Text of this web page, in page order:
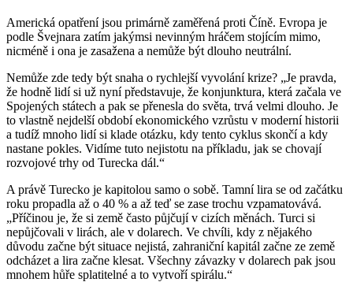
Americká opatření jsou primárně zaměřená proti Číně. Evropa je
podle Švejnara zatím jakýmsi nevinným hráčem stojícím mimo,
nicméně i ona je zasažena a nemůže být dlouho neutrální.
Nemůže zde tedy být snaha o rychlejší vyvolání krize? „Je pravda,
že hodně lidí si už nyní představuje, že konjunktura, která začala ve
Spojených státech a pak se přenesla do světa, trvá velmi dlouho. Je
to vlastně nejdelší období ekonomického vzrůstu v moderní historii
a tudíž mnoho lidí si klade otázku, kdy tento cyklus skončí a kdy
nastane pokles. Vidíme tuto nejistotu na příkladu, jak se chovají
rozvojové trhy od Turecka dál.“
A právě Turecko je kapitolou samo o sobě. Tamní lira se od začátku
roku propadla až o 40 % a až teď se zase trochu vzpamatovává.
„Příčinou je, že si země často půjčují v cizích měnách. Turci si
nepůjčovali v lirách, ale v dolarech. Ve chvíli, kdy z nějakého
důvodu začne být situace nejistá, zahraniční kapitál začne ze země
odcházet a lira začne klesat. Všechny závazky v dolarech pak jsou
mnohem hůře splatitelné a to vytvoří spirálu.“